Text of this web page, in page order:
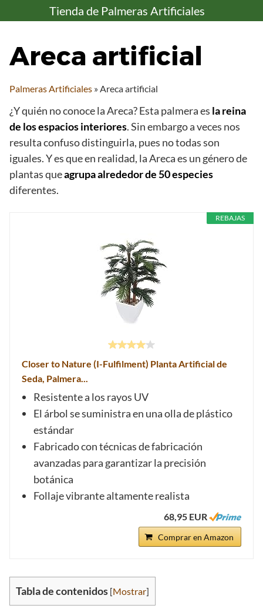
a
Tienda de Palmeras Artificiales
Areca artificial
Palmeras Artificiales »Areca artificial
¿Y quién no conoce la Areca? Esta palmera es la reina
de los espacios interiores. Sin embargo a veces nos
resulta confuso distinguirla, pues no todas son
iguales. Y es que en realidad, la Areca es un género de
plantas queagrupa alrededor de 50 especies
diferentes.
REBAJAS
Closer to Nature (I-Fulfilment) Planta Artificial de
Seda, Palmera...
Resistente a los rayos UV
El árbol se suministra en una olla de plástico
estándar
Fabricado con técnicas de fabricación
avanzadas para garantizar la precisión
botánica
Follaje vibrante altamente realista
68,95 EUR
Comprar en Amazon
Tabla de contenidos [Mostrar]